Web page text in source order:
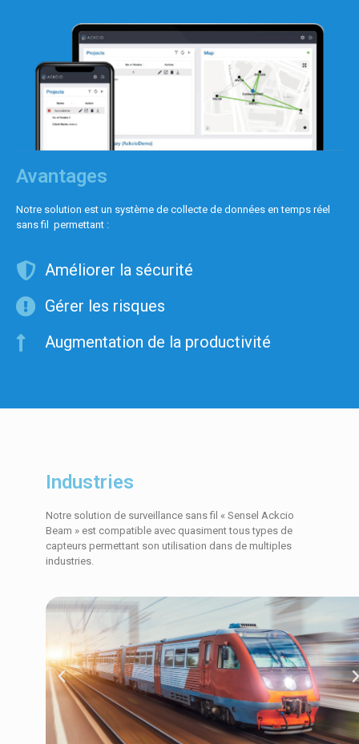
Avantages
Notre solution est un système de collecte de données en temps réel
sans fil permettant :
Améliorer la sécurité
Gérer les risques
Augmentation de la productivité
Industries
Notre solution de surveillance sans fil « Sensel Ackcio
Beam » est compatible avec quasiment tous types de
capteurs permettant son utilisation dans de multiples
industries.